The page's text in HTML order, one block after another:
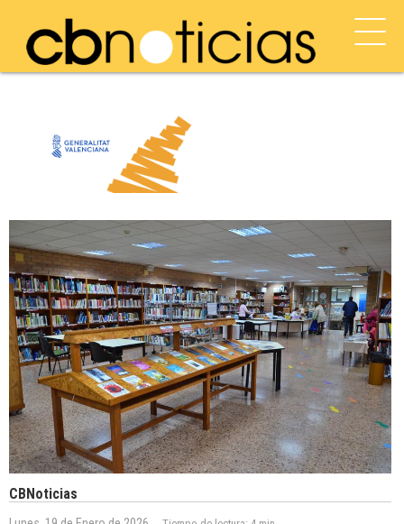
CBNoticias